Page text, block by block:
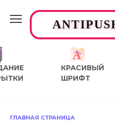
содержанию
КРАСИВЫЙ
ШРИФТ
ГЛАВНАЯ СТРАНИЦА